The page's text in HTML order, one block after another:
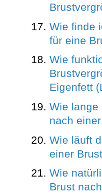
Wie finde
für eine
Wie
Eigenfett
Wie lange
nach
Wie läuft
einer
Wie
Brust